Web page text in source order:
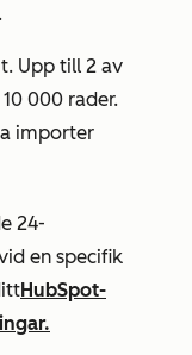
Upp till 2 av
000 rader.
importer
24-
en specifik
HubSpot-